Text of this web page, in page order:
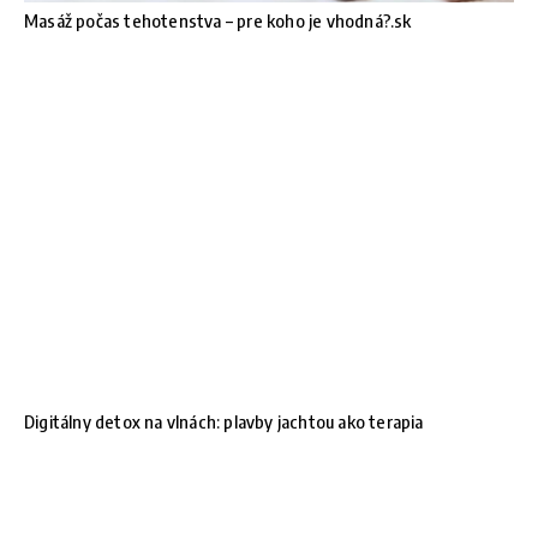
Masáž počas tehotenstva – pre koho je vhodná?.sk
Digitálny detox na vlnách: plavby jachtou ako terapia